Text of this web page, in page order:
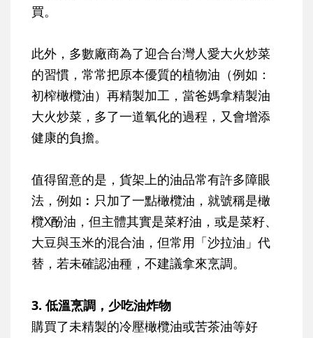
買。
此外，多數廠商為了迎合台灣人愛大火炒菜
的習慣，常常把原本優質的植物油（例如：
初榨橄欖油）再精製加工，當爸媽拿精製油
大火炒菜，多了一道氧化的過程，又會增添
健康的負擔。
值得留意的是，貨架上的油品常有許多障眼
法，例如︰只加了一點橄欖油，就號稱是橄
欖X酚油，但主體其實是菜籽油，或是菜籽、
大豆與玉米的混合油，但常用「沙拉油」代
替，若未確認油種，不建議拿來烹調。
3. 低溫烹調，少吃油炸物
購買了未精製的冷壓橄欖油或苦茶油等好